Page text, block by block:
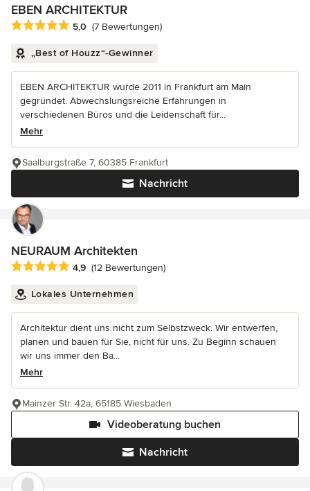
EBEN ARCHITEKTUR
Durchschnittliche Bewertung: 5 von 5 Sternen
5,0 (7 Bewertungen)
„Best of Houzz“-Gewinner
EBEN ARCHITEKTUR wurde 2011 in Frankfurt am Main
gegründet. Abwechslungsreiche Erfahrungen in
verschiedenen Büros und die Leidenschaft für...
Mehr
Nachricht
Saalburgstraße 7, 60385 Frankfurt
NEURAUM Architekten
Durchschnittliche Bewertung: 4.9 von 5 Sternen
4,9 (12 Bewertungen)
Lokales Unternehmen
Architektur dient uns nicht zum Selbstzweck. Wir entwerfen,
planen und bauen für Sie, nicht für uns. Zu Beginn schauen
wir uns immer den Ba...
Mehr
Nachricht
Videoberatung buchen
Mainzer Str. 42a, 65185 Wiesbaden